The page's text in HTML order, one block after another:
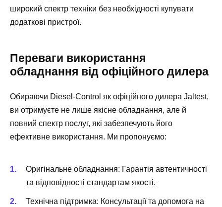
широкий спектр техніки без необхідності купувати
додаткові пристрої.
Переваги використання
обладнання від офіційного дилера
Обираючи Diesel-Control як офіційного дилера Jaltest,
ви отримуєте не лише якісне обладнання, але й
повний спектр послуг, які забезпечують його
ефективне використання. Ми пропонуємо:
Оригінальне обладнання: Гарантія автентичності
та відповідності стандартам якості.
Технічна підтримка: Консультації та допомога на